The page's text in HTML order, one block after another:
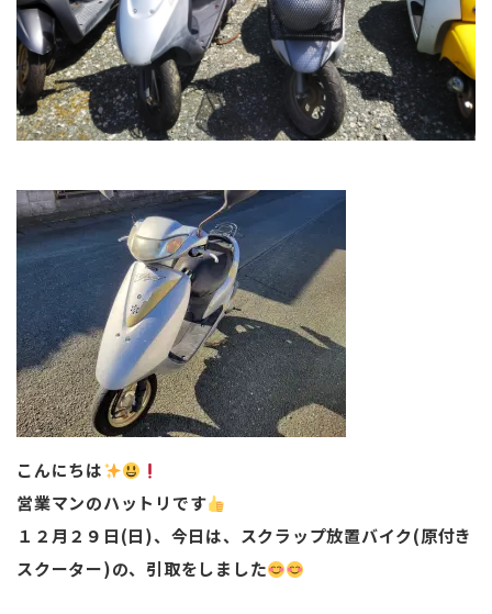
こんにちは
営業マンのハットリです
１２月２９日(日)、今日は、スクラップ放置バイク(原付き
スクーター)の、引取をしました